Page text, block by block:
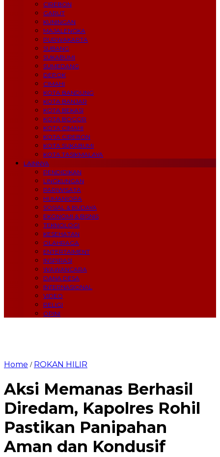
CIREBON
GARUT
KUNINGAN
MAJALENGKA
PURWAKARTA
SUBANG
SUKABUMI
SUMEDANG
DEPOK
CIMAHI
KOTA BANDUNG
KOTA BANJAR
KOTA BEKASI
KOTA BOGOR
KOTA CIMAHI
KOTA CIREBON
KOTA SUKABUMI
KOTA TASIKMALAYA
LAINNYA
PENDIDIKAN
LINGKUNGAN
PARIWISATA
HUMANIORA
SOSIAL & BUDAYA
EKONOMI & BISNIS
TEKNOLOGI
KESEHATAN
OLAHRAGA
ENTERTAIMENT
INSPIRASI
WAWANCARA
DANA DESA
INTERNASIONAL
VIDEO
RELIGI
OPINI
Home / ROKAN HILIR
Aksi Memanas Berhasil
Diredam, Kapolres Rohil
Pastikan Panipahan
Aman dan Kondusif